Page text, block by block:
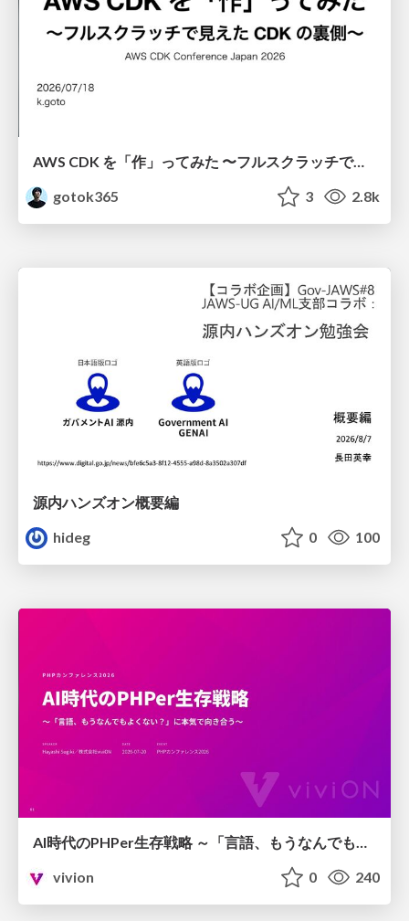
AWS CDK を「作」ってみた 〜フルスクラッチで見えた CDK の裏側〜 / aws-cdk-from-scratch
gotok365
3 2.8k
源内ハンズオン概要編
hideg
0 100
AI時代のPHPer生存戦略 ～「言語、もうなんでもよくない？」に本気で向き合う～
vivion
0 240